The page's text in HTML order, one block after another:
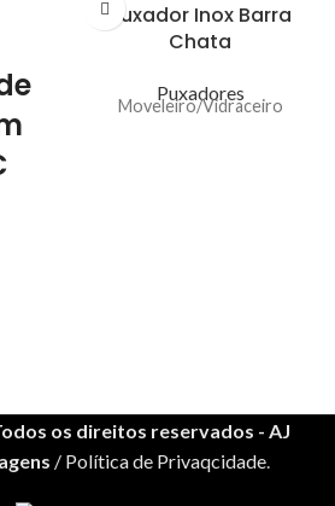
Puxador Inox Barra
Chata
Puxadores
Moveleiro/Vidraceiro
os direitos reservados - AJ
/ Política de Privaqcidade.